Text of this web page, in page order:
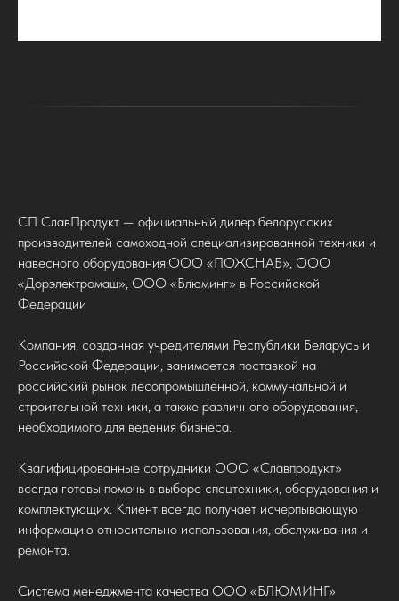
СП СлавПродукт — официальный дилер белорусских
производителей самоходной специализированной техники и
навесного оборудования:ООО «ПОЖСНАБ», ООО
«Дорэлектромаш», ООО «Блюминг» в Российской
Федерации
Компания, созданная учредителями Республики Беларусь и
Российской Федерации, занимается поставкой на
российский рынок лесопромышленной, коммунальной и
строительной техники, а также различного оборудования,
необходимого для ведения бизнеса.
Квалифицированные сотрудники ООО «Славпродукт»
всегда готовы помочь в выборе спецтехники, оборудования и
комплектующих. Клиент всегда получает исчерпывающую
информацию относительно использования, обслуживания и
ремонта.
Система менеджмента качества ООО «БЛЮМИНГ»